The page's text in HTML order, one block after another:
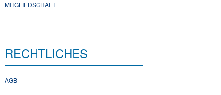
MITGLIEDSCHAFT
RECHTLICHES
AGB